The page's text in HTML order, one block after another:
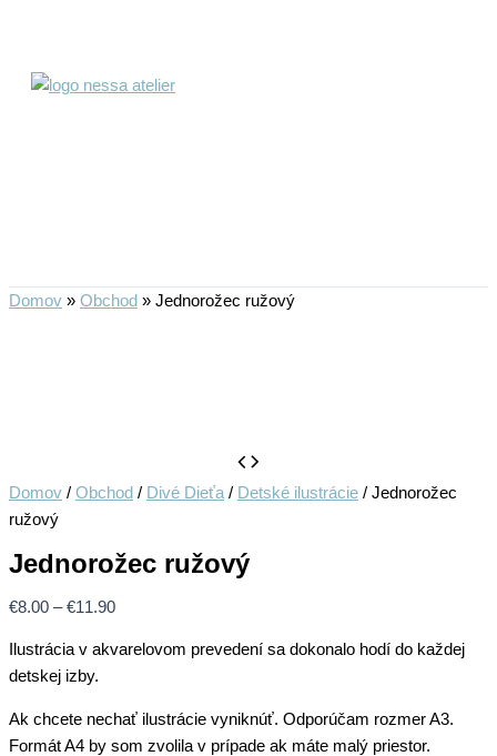
Preskočiť
Domov » Obchod » Jednorožec ružový
Domov / Obchod / Divé Dieťa / Detské ilustrácie / Jednorožec
ružový
Jednorožec ružový
€8.00 – €11.90Price
€8.00
€11.90
Ilustrácia v akvarelovom prevedení sa dokonalo hodí do každej
detskej izby.
Ak chcete nechať ilustrácie vyniknúť. Odporúčam rozmer A3.
Formát A4 by som zvolila v prípade ak máte malý priestor.